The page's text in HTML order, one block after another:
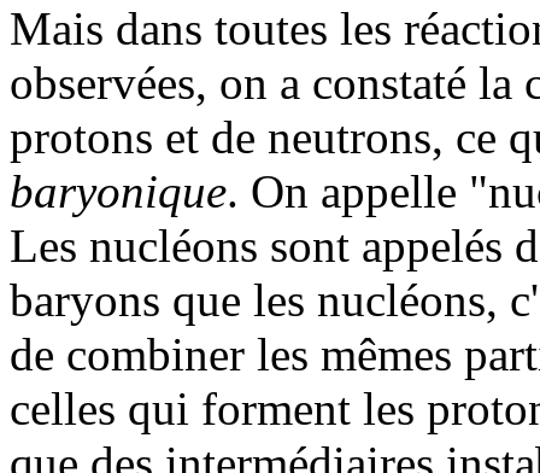
Mais dans toutes les
observées, on a constaté
protons et de neutrons, ce
baryonique. On appelle
Les nucléons sont appelés
baryons que les nucléons,
de combiner les mêmes
celles qui forment les
que des intermédiaires